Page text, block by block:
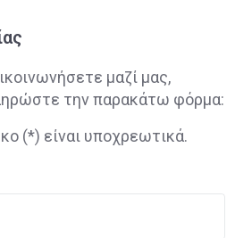
μαζί μας,
την παρακάτω φόρμα:
(*) είναι υποχρεωτικά.